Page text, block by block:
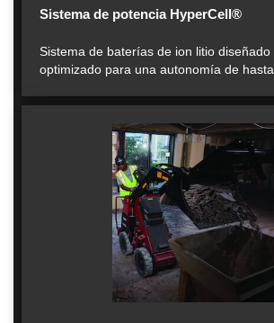
Sistema de potencia HyperCell®
Sistema de baterías de ion litio diseñado
optimizado para una autonomía de